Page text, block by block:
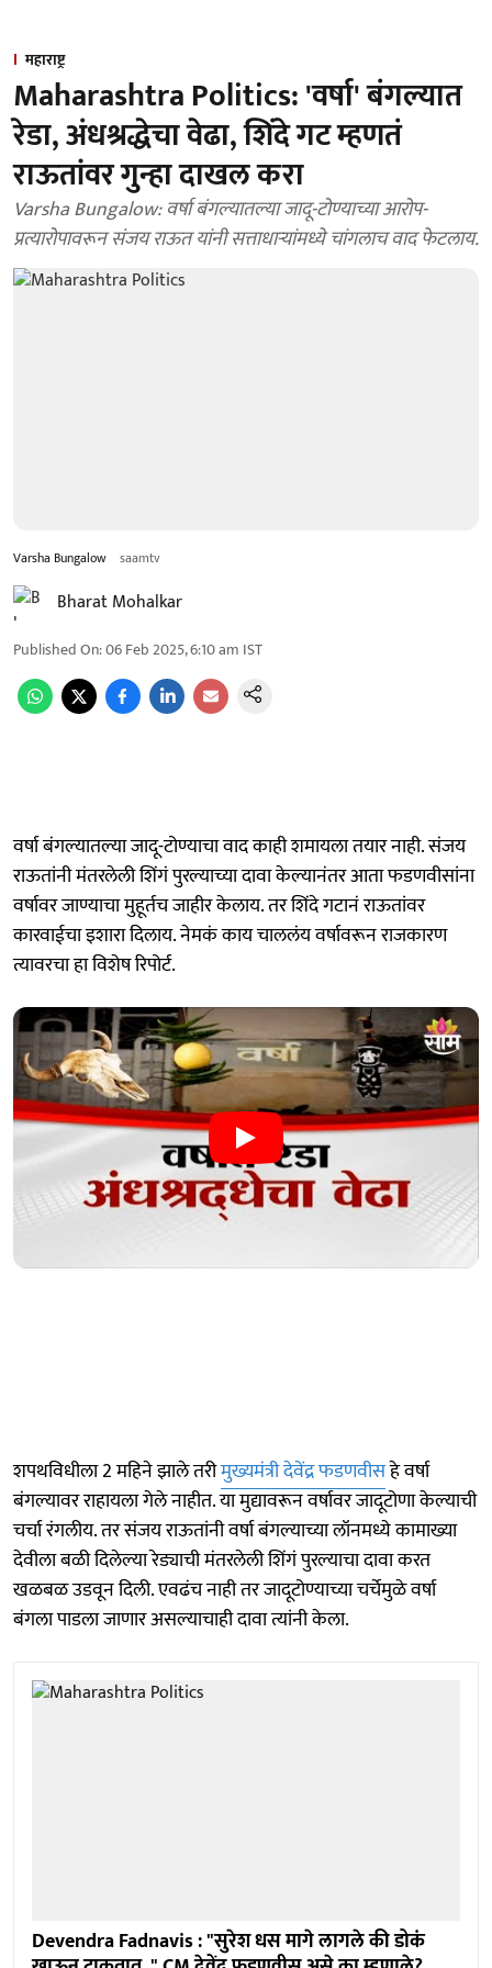
महाराष्ट्र
Maharashtra Politics: 'वर्षा' बंगल्यात
रेडा, अंधश्रद्धेचा वेढा, शिंदे गट म्हणतं
राऊतांवर गुन्हा दाखल करा
Varsha Bungalow: वर्षा बंगल्यातल्या जादू-टोण्याच्या आरोप-
प्रत्यारोपावरून संजय राऊत यांनी सत्ताधाऱ्यांमध्ये चांगलाच वाद फेटलाय.
Varsha Bungalow saamtv
Bharat Mohalkar
Published On:06 Feb 2025, 6:10 am IST
वर्षा बंगल्यातल्या जादू-टोण्याचा वाद काही शमायला तयार नाही. संजय
राऊतांनी मंतरलेली शिंगं पुरल्याच्या दावा केल्यानंतर आता फडणवीसांना
वर्षावर जाण्याचा मुहूर्तच जाहीर केलाय. तर शिंदे गटानं राऊतांवर
कारवाईचा इशारा दिलाय. नेमकं काय चाललंय वर्षावरून राजकारण
त्यावरचा हा विशेष रिपोर्ट.
शपथविधीला 2 महिने झाले तरीमुख्यमंत्री देवेंद्र फडणवीसहे वर्षा
बंगल्यावर राहायला गेले नाहीत. या मुद्यावरून वर्षावर जादूटोणा केल्याची
चर्चा रंगलीय. तर संजय राऊतांनी वर्षा बंगल्याच्या लॉनमध्ये कामाख्या
देवीला बळी दिलेल्या रेड्याची मंतरलेली शिंगं पुरल्याचा दावा करत
खळबळ उडवून दिली. एवढंच नाही तर जादूटोण्याच्या चर्चेमुळे वर्षा
बंगला पाडला जाणार असल्याचाही दावा त्यांनी केला.
Devendra Fadnavis : "सुरेश धस मागे लागले की डोकं